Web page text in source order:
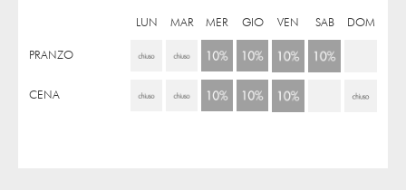
LUN MAR MER GIO VEN SAB DOM
PRANZO
CENA